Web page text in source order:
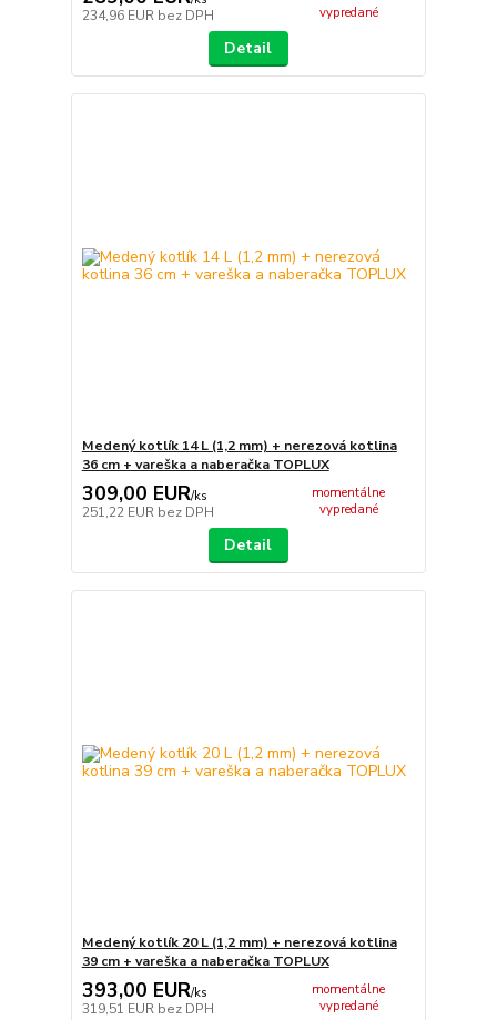
234,96 EUR bez DPH
vypredané
Detail
Medený kotlík 14 L (1,2 mm) + nerezová kotlina
36 cm + vareška a naberačka TOPLUX
309,00 EUR/ks
251,22 EUR bez DPH
momentálne
vypredané
Detail
Medený kotlík 20 L (1,2 mm) + nerezová kotlina
39 cm + vareška a naberačka TOPLUX
393,00 EUR/ks
319,51 EUR bez DPH
momentálne
vypredané